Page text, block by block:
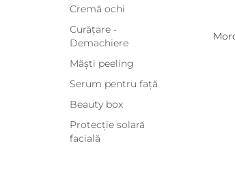
Cremă ochi
Curățare -
Demachiere
Măști peeling
Serum pentru față
Beauty box
Protecție solară
facială